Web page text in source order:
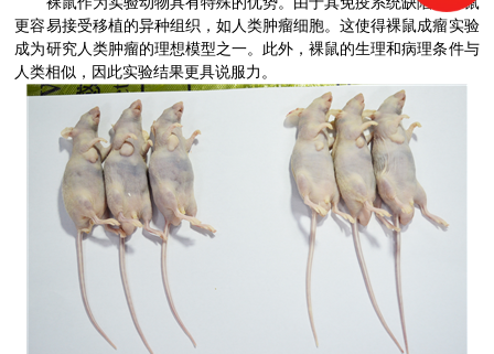
更容易接受移植的异种组织，如人类肿瘤细胞。这使得裸鼠成瘤实验
成为研究人类肿瘤的理想模型之一。此外，裸鼠的生理和病理条件与
人类相似，因此实验结果更具说服力。